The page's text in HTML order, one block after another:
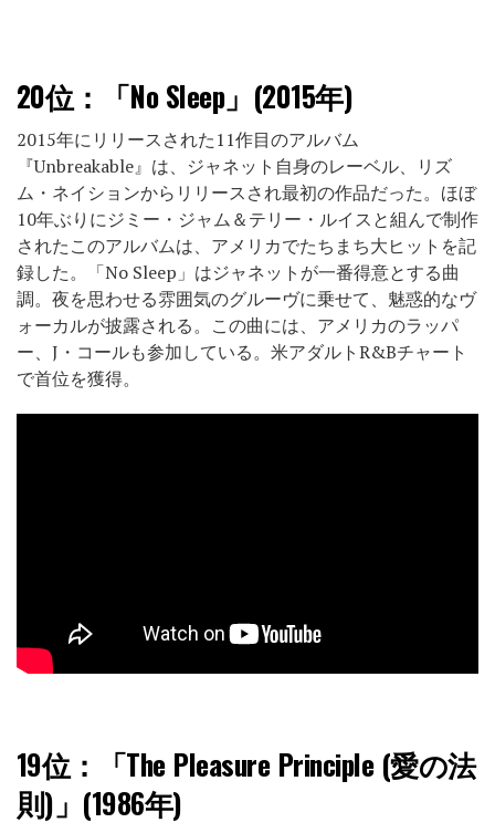
20位： 「No Sleep」(2015年)
2015年にリリースされた11作目のアルバム
『Unbreakable』は、ジャネット自身のレーベル、リズ
ム・ネイションからリリースされ最初の作品だった。ほぼ
10年ぶりにジミー・ジャム＆テリー・ルイスと組んで制作
されたこのアルバムは、アメリカでたちまち大ヒットを記
録した。「No Sleep」はジャネットが一番得意とする曲
調。夜を思わせる雰囲気のグルーヴに乗せて、魅惑的なヴ
ォーカルが披露される。この曲には、アメリカのラッパ
ー、J・コールも参加している。米アダルトR&Bチャート
で首位を獲得。
19位：
「The Pleasure Principle (愛の法
則)」(1986年)